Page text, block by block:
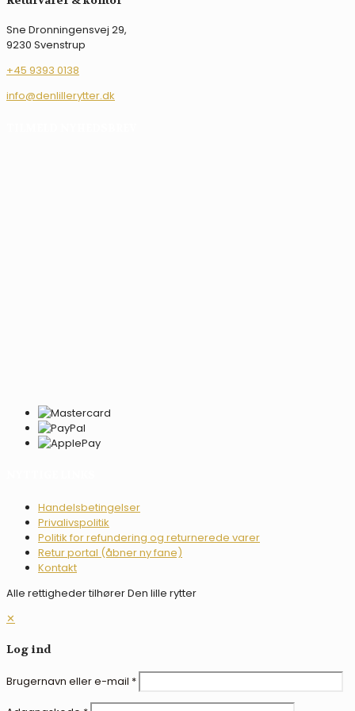
Sne Dronningensvej 29,
9230 Svenstrup
+45 9393 0138
info@denlillerytter.dk
Handelsbetingelser
Privalivspolitik
Politik for refundering og returnerede varer
Retur portal (åbner ny fane)
Kontakt
Alle rettigheder tilhører Den lille rytter
✕
Log ind
Brugernavn eller e-mail *